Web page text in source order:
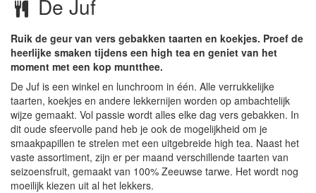
De Juf
Ruik de geur van vers gebakken taarten en koekjes. Proef de
heerlijke smaken tijdens een high tea en geniet van het
moment met een kop muntthee.
De Juf is een winkel en lunchroom in één. Alle verrukkelijke
taarten, koekjes en andere lekkernijen worden op ambachtelijk
wijze gemaakt. Vol passie wordt alles elke dag vers gebakken. In
dit oude sfeervolle pand heb je ook de mogelijkheid om je
smaakpapillen te strelen met een uitgebreide high tea. Naast het
vaste assortiment, zijn er per maand verschillende taarten van
seizoensfruit, gemaakt van 100% Zeeuwse tarwe. Het wordt nog
moeilijk kiezen uit al het lekkers.